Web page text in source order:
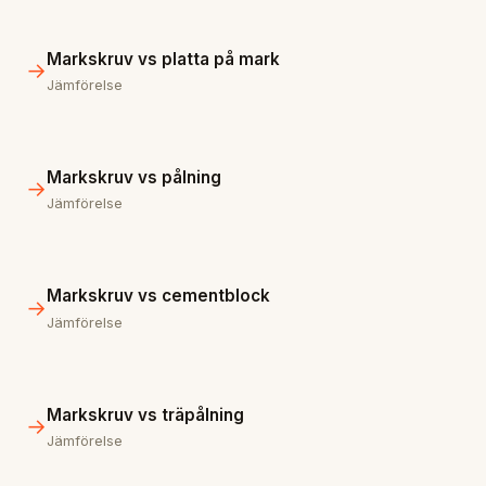
→Markskruv vs platta på mark
Jämförelse
→ Markskruv vs pålning
Jämförelse
→ Markskruv vs cementblock
Jämförelse
→Markskruv vs träpålning
Jämförelse